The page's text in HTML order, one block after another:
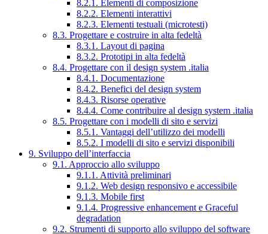
8.2.1. Elementi di composizione
8.2.2. Elementi interattivi
8.2.3. Elementi testuali (microtesti)
8.3. Progettare e costruire in alta fedeltà
8.3.1. Layout di pagina
8.3.2. Prototipi in alta fedeltà
8.4. Progettare con il design system .italia
8.4.1. Documentazione
8.4.2. Benefici del design system
8.4.3. Risorse operative
8.4.4. Come contribuire al design system .italia
8.5. Progettare con i modelli di sito e servizi
8.5.1. Vantaggi dell’utilizzo dei modelli
8.5.2. I modelli di sito e servizi disponibili
9. Sviluppo dell’interfaccia
9.1. Approccio allo sviluppo
9.1.1. Attività preliminari
9.1.2. Web design responsivo e accessibile
9.1.3. Mobile first
9.1.4. Progressive enhancement e Graceful
degradation
9.2. Strumenti di supporto allo sviluppo del software